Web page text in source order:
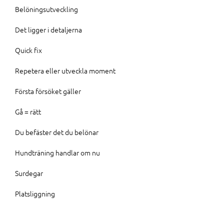
Belöningsutveckling
Det ligger i detaljerna
Quick fix
Repetera eller utveckla moment
Första försöket gäller
Gå = rätt
Du befäster det du belönar
Hundträning handlar om nu
Surdegar
Platsliggning